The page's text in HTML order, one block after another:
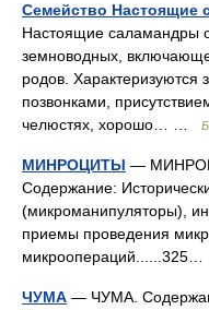
Семейство Настоящие
Настоящие саламандры
земноводных,
родов. Характеризуются
позвонками,
челюстях, хорошо… …
МИНРОЦИТЫ —
Содержание:
(микроманипуляторы),
приемы проведения
ЧУМА — ЧУМА.